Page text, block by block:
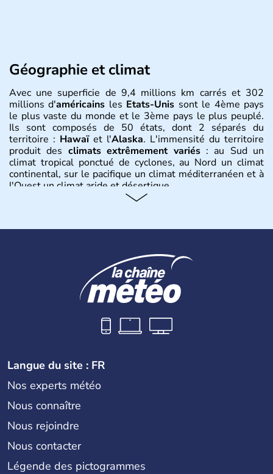
Géographie et climat
Avec une superficie de 9,4 millions km carrés et 302
millions d'américains les Etats-Unis sont le 4ème pays
le plus vaste du monde et le 3ème pays le plus peuplé.
Ils sont composés de 50 états, dont 2 séparés du
territoire : Hawaïet l'Alaska. L'immensité du territoire
produit des climats extrêmement variés: au Sud un
climat tropical ponctué de cyclones, au Nord un climat
continental, sur le pacifique un climat méditerranéen et à
l'Ouest un climat aride et désertique.
Les premiers habitants desEtats-Unis sont arrivés d'Asie
Plusieurs populations se sont succédées avant l'arrivée
des européens, suite à la découverte du continent par
Christophe Colomb en 1492. Les 13 colonies
britanniques proclament la Déclaration d'indépendance
en 1776 et adoptent leur première constitution en 1787.
La conquête de l'Ouest marque ensuite l'entrée dans une
phase de développement intense.
Langue du site : FR
Nos experts météo
Nous connaître
Nous rejoindre
Nous contacter
Légende des pictogrammes